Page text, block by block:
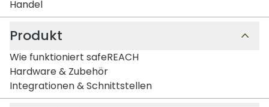
Handel
Produkt
Wie funktioniert safeREACH
Hardware & Zubehör
Integrationen & Schnittstellen